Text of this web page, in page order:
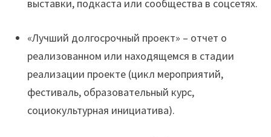
выставки, подкаста или сообщества в соцсетях.
«Лучший долгосрочный проект» – отчет о
реализованном или находящемся в стадии
реализации проекте (цикл мероприятий,
фестиваль, образовательный курс,
социокультурная инициатива).